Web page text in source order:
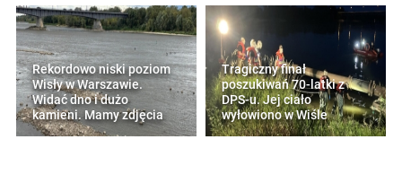
Rekordowo niski poziom
Wisły w Warszawie.
Widać dno i dużo
kamieni. Mamy zdjęcia
Tragiczny finał
poszukiwań 70-latki z
DPS-u. Jej ciało
wyłowiono w Wiśle